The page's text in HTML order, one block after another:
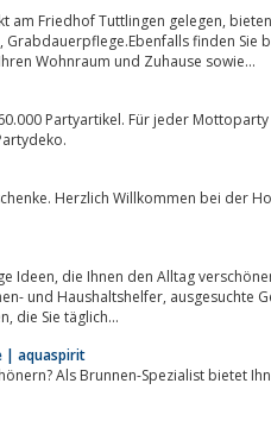
gelegen, bieten wir Ihnen insbesondere
und Floristik für Ihren Wohnraum und Zuhause sowie...
Partyartikel. Für jeder
erleichtern.Ob
Wohlbefinden, bei 3 Pagen finden Sie sinnvolle Kleinigkeiten, die Sie täglich...
| aquaspirit
Als Brunnen-Spezialist bietet